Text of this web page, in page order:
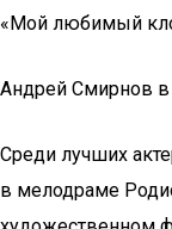
«Мой любимый
Андрей Смирнов
Среди лучших
в мелодраме